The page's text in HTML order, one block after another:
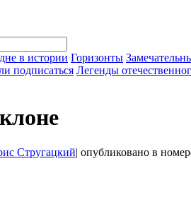
в истории Горизонты
подписаться Легенды
Стругацкий| опубликовано в